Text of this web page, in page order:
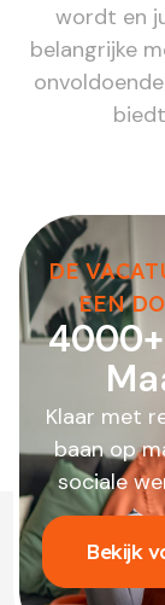
wordt en
belangrijke
DE
EEN
Klaar met
baan op
sociale
Bekijk